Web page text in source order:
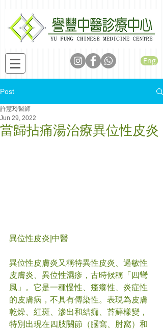
Eng
Post
當歸拈痛湯治療異位性皮炎
許慧玲醫師
Jun 29, 2022
異位性皮炎|中醫
異位性皮膚炎又稱特異性皮炎、過敏性
皮膚炎、異位性濕疹，古時候稱「四彎
風」。它是一種慢性、瘙癢性、炎症性
的皮膚病，不具有傳染性。表現為皮膚
乾燥、紅斑、滲出和結痂、苔蘚樣變，
特別出現在四肢關節（膕窩、肘窩）和